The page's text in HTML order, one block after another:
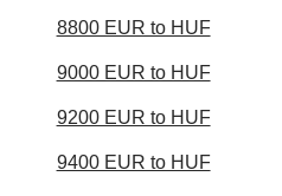
8800 EUR to HUF
9000 EUR to HUF
9200 EUR to HUF
9400 EUR to HUF